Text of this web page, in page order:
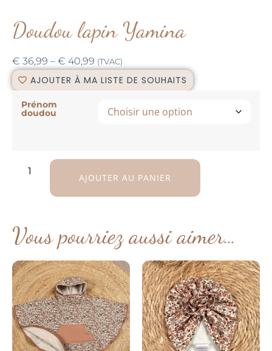
Doudou lapin Yamina
€ 36,99 – € 40,99 (TVAC)
AJOUTER À MA LISTE DE SOUHAITS
Prénom
doudou
AJOUTER AU PANIER
Vous pourriez aussi aimer…